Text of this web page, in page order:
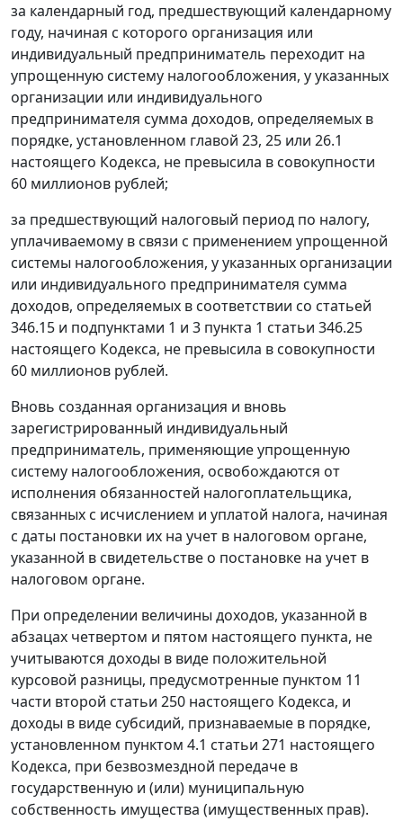
за календарный год, предшествующий календарному
году, начиная с которого организация или
индивидуальный предприниматель переходит на
упрощенную систему налогообложения, у указанных
организации или индивидуального
предпринимателя сумма доходов, определяемых в
порядке, установленном главой 23, 25 или 26.1
настоящего Кодекса, не превысила в совокупности
60 миллионов рублей;
за предшествующий налоговый период по налогу,
уплачиваемому в связи с применением упрощенной
системы налогообложения, у указанных организации
или индивидуального предпринимателя сумма
доходов, определяемых в соответствии со статьей
346.15 и подпунктами 1 и 3 пункта 1 статьи 346.25
настоящего Кодекса, не превысила в совокупности
60 миллионов рублей.
Вновь созданная организация и вновь
зарегистрированный индивидуальный
предприниматель, применяющие упрощенную
систему налогообложения, освобождаются от
исполнения обязанностей налогоплательщика,
связанных с исчислением и уплатой налога, начиная
с даты постановки их на учет в налоговом органе,
указанной в свидетельстве о постановке на учет в
налоговом органе.
При определении величины доходов, указанной в
абзацах четвертом и пятом настоящего пункта, не
учитываются доходы в виде положительной
курсовой разницы, предусмотренные пунктом 11
части второй статьи 250 настоящего Кодекса, и
доходы в виде субсидий, признаваемые в порядке,
установленном пунктом 4.1 статьи 271 настоящего
Кодекса, при безвозмездной передаче в
государственную и (или) муниципальную
собственность имущества (имущественных прав).